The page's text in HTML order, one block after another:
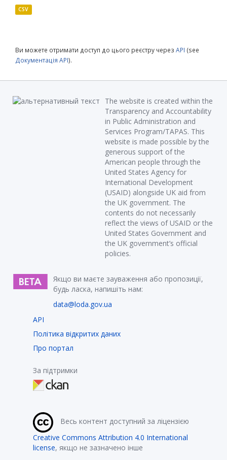
CSV
Ви можете отримати доступ до цього реєстру через API (see
Документація API).
The website is created within the
Transparency and Accountability
in Public Administration and
Services Program/TAPAS. This
website is made possible by the
generous support of the
American people through the
United States Agency for
International Development
(USAID) alongside UK aid from
the UK government. The
contents do not necessarily
reflect the views of USAID or the
United States Government and
the UK government’s official
policies.
Якщо ви маєте зауваження або пропозиції,
будь ласка, напишіть нам:
data@loda.gov.ua
API
Політика відкритих даних
Про портал
За підтримки
Весь контент доступний за ліцензією
Creative Commons Attribution 4.0 International
license, якщо не зазначено інше